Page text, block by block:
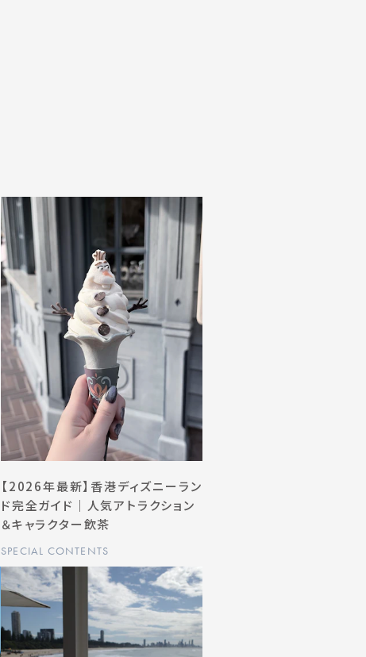
【2026年最新】香港ディズニーラン
ド完全ガイド｜人気アトラクション
＆キャラクター飲茶
SPECIAL CONTENTS